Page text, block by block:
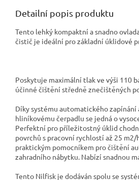
Detailní popis produktu
Tento lehký kompaktní a snadno
čistič je ideální pro základní úklidové
Poskytuje maximální tlak ve výši 110
účinné čištění středně znečištěných
Díky systému automatického zapínání
hliníkovému čerpadlu se jedná o
Perfektní pro příležitostný úklid
povrchů s pracovní rychlostí až 25
praktickým pomocníkem pro čištění
zahradního nábytku. Nabízí snadnou
Tento Nilfisk je dodáván spolu se